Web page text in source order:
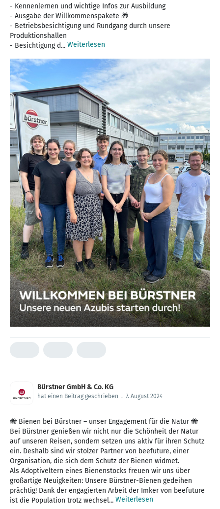
- Kennenlernen und wichtige Infos zur Ausbildung
- Ausgabe der Willkommenspakete 🎁
- Betriebsbesichtigung und Rundgang durch unsere
Produktionshallen
- Besichtigung d... Weiterlesen
Bürstner GmbH & Co. KG
hat einen Beitrag geschrieben . 7. August 2024
🐝 Bienen bei Bürstner – unser Engagement für die Natur 🐝
Bei Bürstner genießen wir nicht nur die Schönheit der Natur
auf unseren Reisen, sondern setzen uns aktiv für ihren Schutz
ein. Deshalb sind wir stolzer Partner von beefuture, einer
Organisation, die sich dem Schutz der Bienen widmet.
Als Adoptiveltern eines Bienenstocks freuen wir uns über
großartige Neuigkeiten: Unsere Bürstner-Bienen gedeihen
prächtig! Dank der engagierten Arbeit der Imker von beefuture
ist die Population trotz wechsel... Weiterlesen